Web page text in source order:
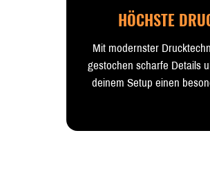
HÖCHSTE
Mit modernster
gestochen scharfe Details
deinem Setup einen